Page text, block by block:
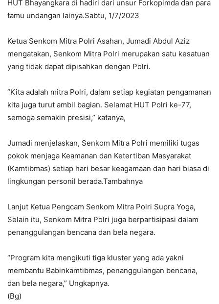
HUT Bhayangkara di hadiri dari unsur Forkopimda dan para
tamu undangan lainya.Sabtu, 1/7/2023
Ketua Senkom Mitra Polri Asahan, Jumadi Abdul Aziz
mengatakan, Senkom Mitra Polri merupakan satu kesatuan
yang tidak dapat dipisahkan dengan Polri.
“Kita adalah mitra Polri, dalam setiap kegiatan pengamanan
kita juga turut ambil bagian. Selamat HUT Polri ke-77,
semoga semakin presisi,” katanya,
Jumadi menjelaskan, Senkom Mitra Polri memiliki tugas
pokok menjaga Keamanan dan Ketertiban Masyarakat
(Kamtibmas) setiap hari besar keagamaan dan hari biasa di
lingkungan personil berada.Tambahnya
Lanjut Ketua Pengcam Senkom Mitra Polri Supra Yoga,
Selain itu, Senkom Mitra Polri juga berpartisipasi dalam
penanggulangan bencana dan bela negara.
“Program kita mengikuti tiga kluster yang ada yakni
membantu Babinkamtibmas, penanggulangan bencana,
dan bela negara,” Ungkapnya.
(Bg)